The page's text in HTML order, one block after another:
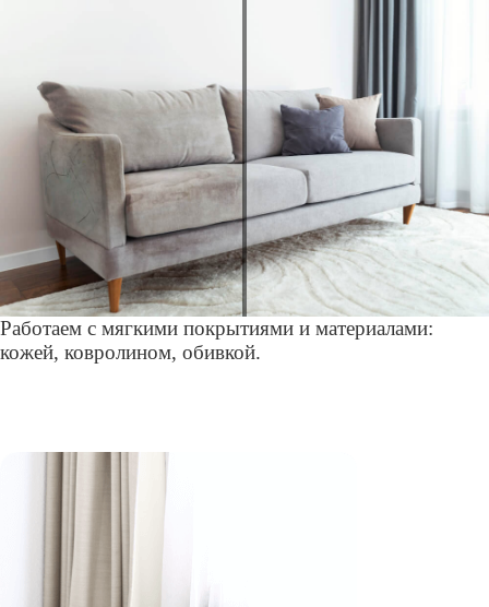
Работаем с мягкими покрытиями и материалами:
кожей, ковролином, обивкой.